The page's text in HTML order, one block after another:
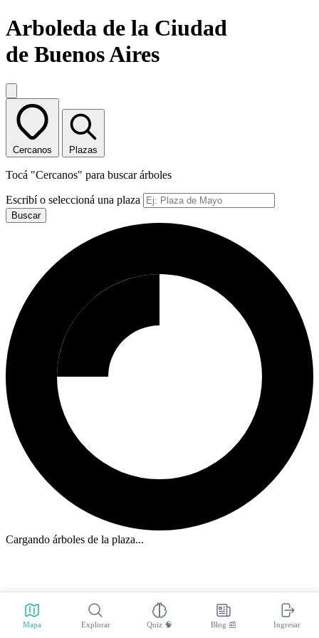
Arboleda de la Ciudad
de Buenos Aires
Cercanos Plazas
Tocá "Cercanos" para buscar árboles
Escribí o seleccioná una plaza
Cargando árboles de la plaza...
Mapa Explorar Quiz 🧠 Blog 📰 Ingresar